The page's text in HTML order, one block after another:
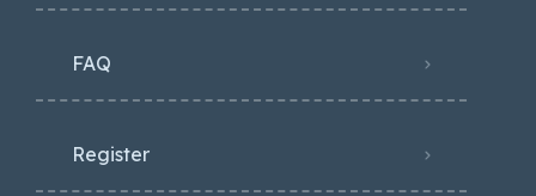
FAQ
Register